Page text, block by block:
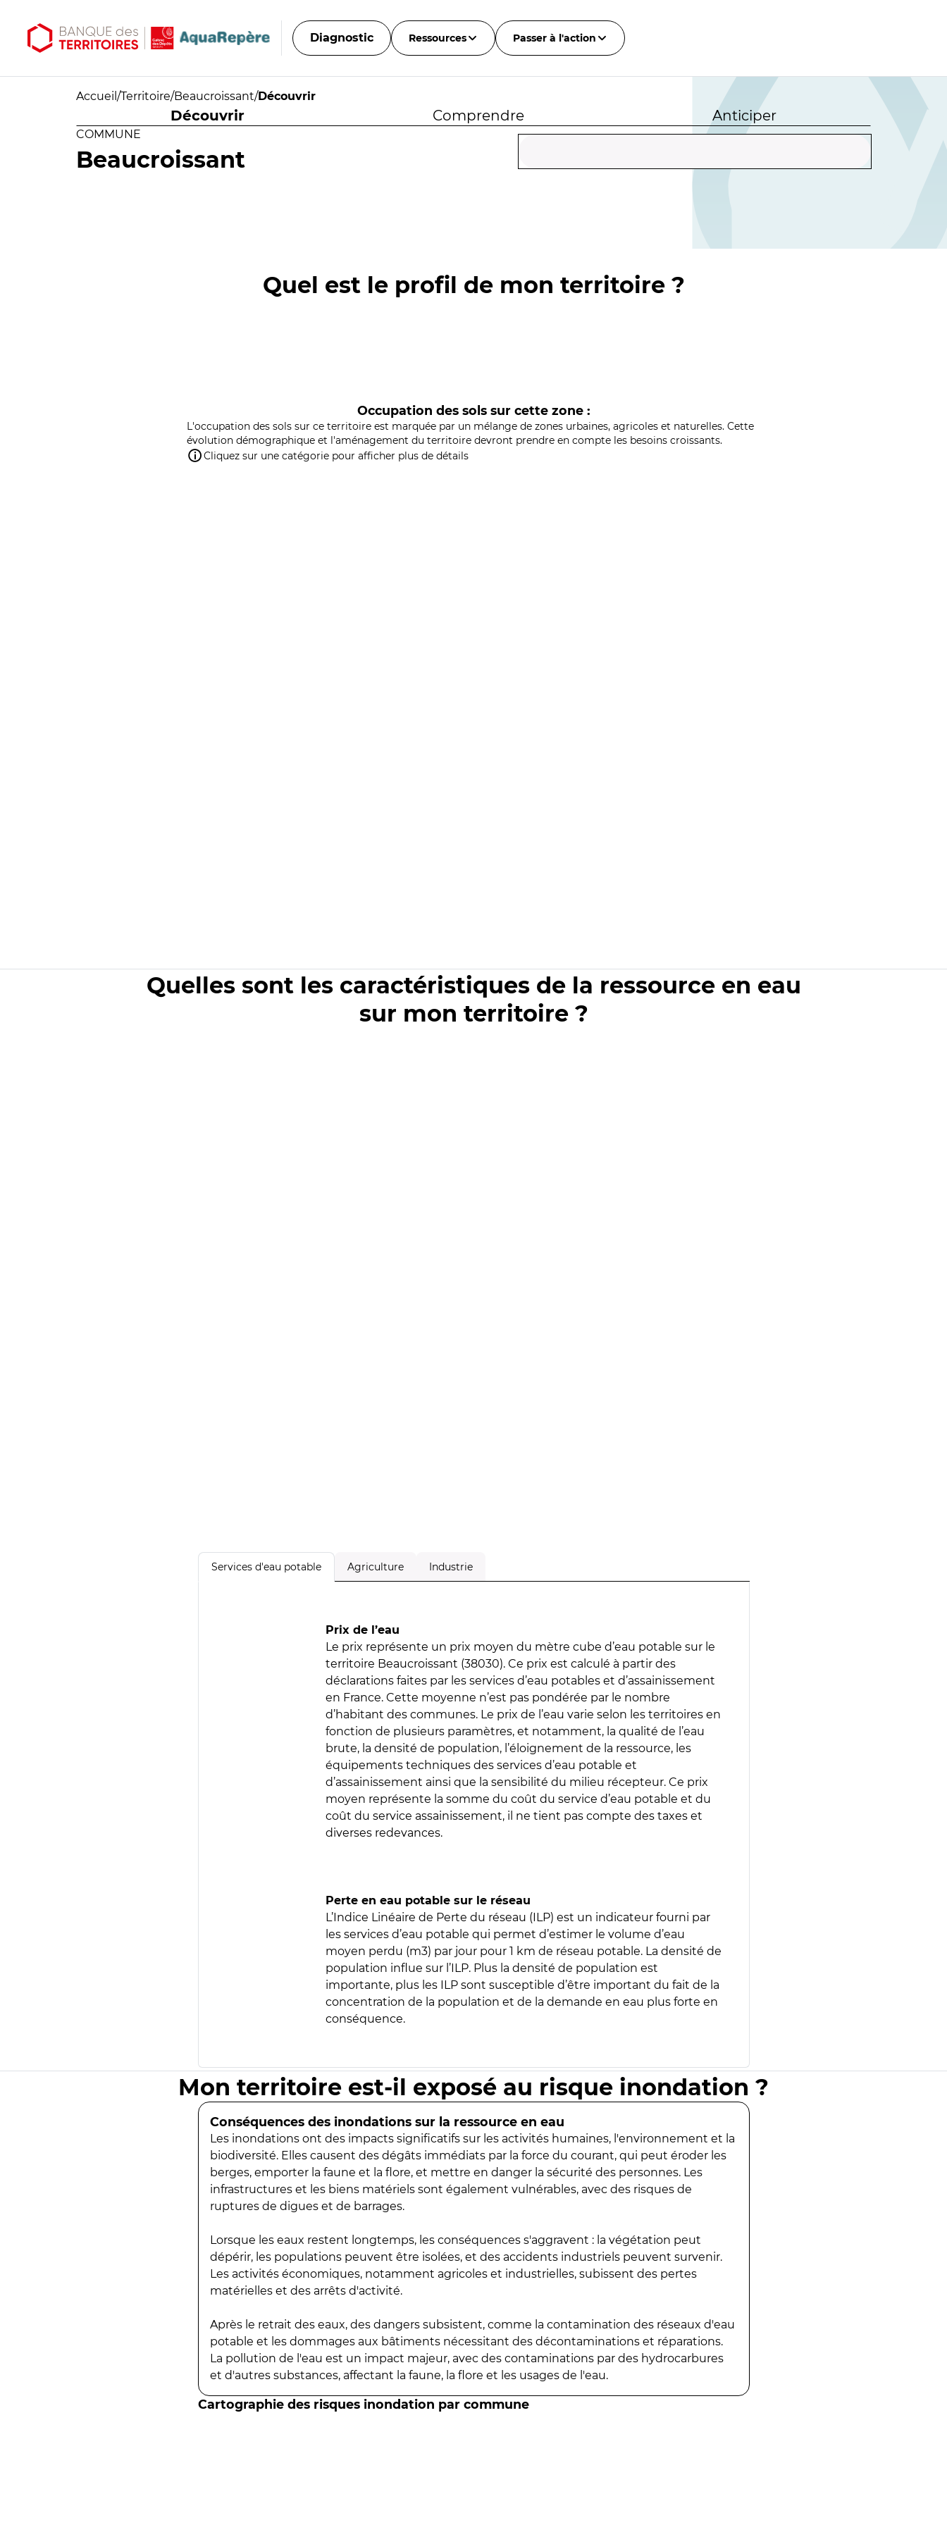
Diagnostic Ressources Passer à l'action
Accueil /Territoire/Beaucroissant/Découvrir
Découvrir Comprendre Anticiper
COMMUNE
Beaucroissant
Quel est le profil de mon territoire ?
Occupation des sols sur cette zone :
L'occupation des sols sur ce territoire est marquée par un mélange de zones urbaines, agricoles et naturelles. Cette
évolution démographique et l'aménagement du territoire devront prendre en compte les besoins croissants.
Cliquez sur une catégorie pour afficher plus de détails
Quelles sont les caractéristiques de la ressource en eau
sur mon territoire ?
Services d'eau potable Agriculture Industrie
Prix de l’eau
Le prix représente un prix moyen du mètre cube d’eau potable sur le
territoire Beaucroissant (38030). Ce prix est calculé à partir des
déclarations faites par les services d’eau potables et d’assainissement
en France. Cette moyenne n’est pas pondérée par le nombre
d’habitant des communes. Le prix de l’eau varie selon les territoires en
fonction de plusieurs paramètres, et notamment, la qualité de l’eau
brute, la densité de population, l’éloignement de la ressource, les
équipements techniques des services d’eau potable et
d’assainissement ainsi que la sensibilité du milieu récepteur. Ce prix
moyen représente la somme du coût du service d’eau potable et du
coût du service assainissement, il ne tient pas compte des taxes et
diverses redevances.
Perte en eau potable sur le réseau
L’Indice Linéaire de Perte du réseau (ILP) est un indicateur fourni par
les services d’eau potable qui permet d’estimer le volume d’eau
moyen perdu (m3) par jour pour 1 km de réseau potable. La densité de
population influe sur l’ILP. Plus la densité de population est
importante, plus les ILP sont susceptible d’être important du fait de la
concentration de la population et de la demande en eau plus forte en
conséquence.
Mon territoire est-il exposé au risque inondation ?
Conséquences des inondations sur la ressource en eau
Les inondations ont des impacts significatifs sur les activités humaines, l'environnement et la
biodiversité. Elles causent des dégâts immédiats par la force du courant, qui peut éroder les
berges, emporter la faune et la flore, et mettre en danger la sécurité des personnes. Les
infrastructures et les biens matériels sont également vulnérables, avec des risques de
ruptures de digues et de barrages.
Lorsque les eaux restent longtemps, les conséquences s'aggravent : la végétation peut
dépérir, les populations peuvent être isolées, et des accidents industriels peuvent survenir.
Les activités économiques, notamment agricoles et industrielles, subissent des pertes
matérielles et des arrêts d'activité.
Après le retrait des eaux, des dangers subsistent, comme la contamination des réseaux d'eau
potable et les dommages aux bâtiments nécessitant des décontaminations et réparations.
La pollution de l'eau est un impact majeur, avec des contaminations par des hydrocarbures
et d'autres substances, affectant la faune, la flore et les usages de l'eau.
Cartographie des risques inondation par commune